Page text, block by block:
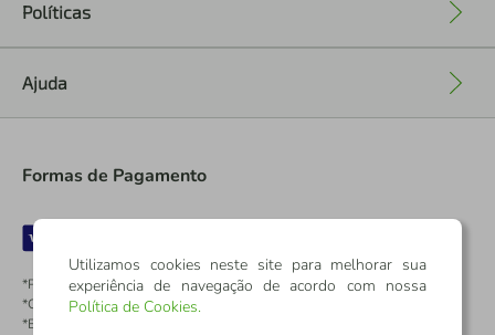
Políticas
Ajuda
Formas de Pagamento
*Pontos dos Cartões Sicredi
*Cartões Sicredi
*Boleto exclusivo para associados PJ
Utilizamos cookies neste site para melhorar sua
experiência de navegação de acordo com nossa
Política de Cookies.